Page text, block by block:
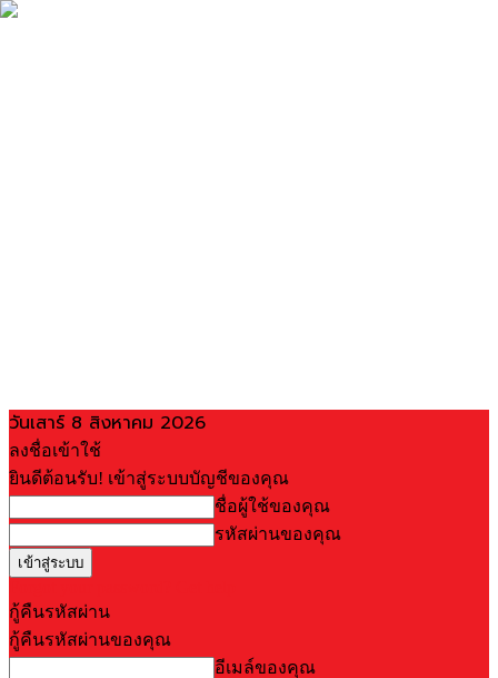
วันเสาร์ 8 สิงหาคม 2026
ลงชื่อเข้าใช้
ยินดีต้อนรับ! เข้าสู่ระบบบัญชีของคุณ
ชื่อผู้ใช้ของคุณ
รหัสผ่านของคุณ
กู้คืนรหัสผ่าน
กู้คืนรหัสผ่านของคุณ
อีเมล์ของคุณ